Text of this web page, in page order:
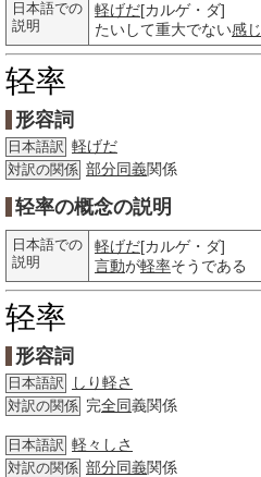
日本語での
説明
軽げだ[カルゲ・ダ]
たいして重大でない感じ
轻率
形容詞
日本語訳 軽げだ
対訳の関係 部分同義関係
轻率の概念の説明
日本語での
説明
軽げだ[カルゲ・ダ]
言動が軽率そうである
轻率
形容詞
日本語訳 しり軽さ
対訳の関係 完全同義関係
日本語訳 軽々しさ
対訳の関係 部分同義関係